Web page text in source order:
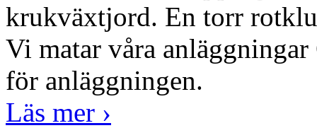
krukväxtjord. En torr
Vi matar våra anläggningar
för anläggningen.
Läs mer ›